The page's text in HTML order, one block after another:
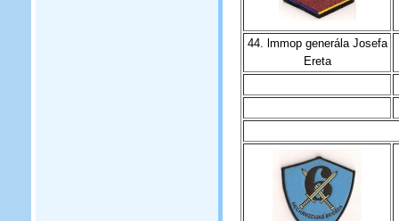
44. lmmop generála Josefa
Ereta